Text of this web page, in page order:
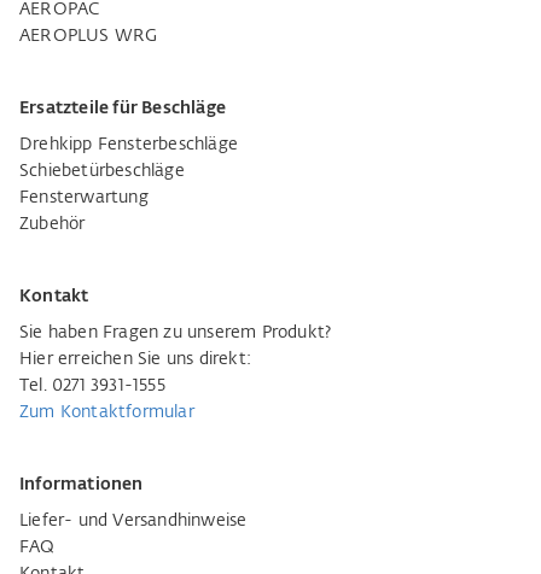
AEROPAC
AEROPLUS WRG
Ersatzteile für Beschläge
Drehkipp Fensterbeschläge
Schiebetürbeschläge
Fensterwartung
Zubehör
Kontakt
Sie haben Fragen zu unserem Produkt?
Hier erreichen Sie uns direkt:
Tel. 0271 3931-1555
Zum Kontaktformular
Informationen
Liefer- und Versandhinweise
FAQ